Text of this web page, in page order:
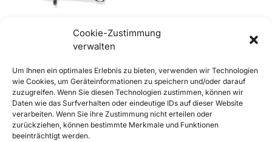
Cookie-Zustimmung
verwalten
Um Ihnen ein optimales Erlebnis zu bieten, verwenden wir Technologien
wie Cookies, um Geräteinformationen zu speichern und/oder darauf
zuzugreifen. Wenn Sie diesen Technologien zustimmen, können wir
Daten wie das Surfverhalten oder eindeutige IDs auf dieser Website
verarbeiten. Wenn Sie ihre Zustimmung nicht erteilen oder
zurückziehen, können bestimmte Merkmale und Funktionen
beeinträchtigt werden.
912 / 911 Hauptbremszylinder
ohne Behälter – 2 Anschlüsse
€139,90 €99,90 inkl. Mwst
Enthält 20% Mwst
zzgl.Versand
Lieferzeit: Sofort lieferbar